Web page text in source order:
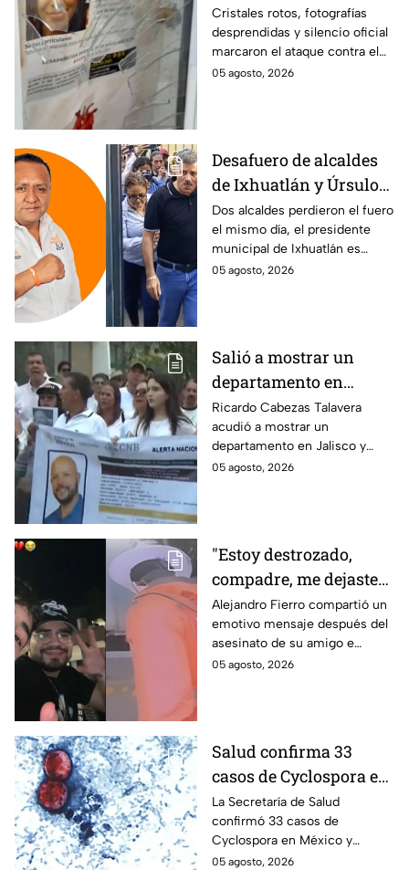
memorial de
desaparecidos en
Veracruz en medio de
crisis
Cristales rotos, fotografías
desprendidas y silencio oficial
marcaron el ataque contra el
memorial de desaparecidos,
05 agosto, 2026
Desafuero de alcaldes
de Ixhuatlán y Úrsulo
Galván: uno de ellos
está implicado en el
asesinato de la
periodista Roxana
Dos alcaldes perdieron el fuero
el mismo día, el presidente
municipal de Ixhuatlán es
investigado por el secuestro y
05 agosto, 2026
Salió a mostrar un
departamento en
Zapopan y no volvió a
casa: Buscan a Ricardo
Cabezas Talavera en
Jalisco
Ricardo Cabezas Talavera
acudió a mostrar un
departamento en Jalisco y
después desapareció;
05 agosto, 2026
"Estoy destrozado,
compadre, me dejaste":
Así reaccionó
Alejandro Fierro al
asesinato del
influencer César
Alejandro Fierro compartió un
emotivo mensaje después del
asesinato de su amigo e
influencer César Gastélum;
05 agosto, 2026
Salud confirma 33
casos de Cyclospora en
México: ¿en qué estado
se reportan los brotes
de diarrea explosiva?
La Secretaría de Salud
confirmó 33 casos de
Cyclospora en México y
mantiene investigaciones en
05 agosto, 2026